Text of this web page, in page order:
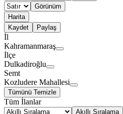
Görünüm
Harita
Kaydet
Paylaş
İl
Kahramanmaraş
İlçe
Dulkadiroğlu
Semt
Kozludere Mahallesi
Tümünü Temizle
Tüm İlanlar
Akıllı Sıralama